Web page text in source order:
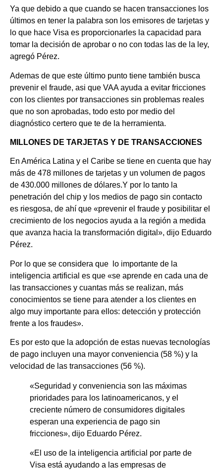
Ya que debido a que cuando se hacen transacciones los
últimos en tener la palabra son los emisores de tarjetas y
lo que hace Visa es proporcionarles la capacidad para
tomar la decisión de aprobar o no con todas las de la ley,
agregó Pérez.
Ademas de que este último punto tiene también busca
prevenir el fraude, asi que VAA ayuda a evitar fricciones
con los clientes por transacciones sin problemas reales
que no son aprobadas, todo esto por medio del
diagnóstico certero que te de la herramienta.
MILLONES DE TARJETAS Y DE TRANSACCIONES
En América Latina y el Caribe se tiene en cuenta que hay
más de 478 millones de tarjetas y un volumen de pagos
de 430.000 millones de dólares.Y por lo tanto la
penetración del chip y los medios de pago sin contacto
es riesgosa, de ahí que «prevenir el fraude y posibilitar el
crecimiento de los negocios ayuda a la región a medida
que avanza hacia la transformación digital», dijo Eduardo
Pérez.
Por lo que se considera que lo importante de la
inteligencia artificial es que «se aprende en cada una de
las transacciones y cuantas más se realizan, más
conocimientos se tiene para atender a los clientes en
algo muy importante para ellos: detección y protección
frente a los fraudes».
Es por esto que la adopción de estas nuevas tecnologías
de pago incluyen una mayor conveniencia (58 %) y la
velocidad de las transacciones (56 %).
«Seguridad y conveniencia son las máximas
prioridades para los latinoamericanos, y el
creciente número de consumidores digitales
esperan una experiencia de pago sin
fricciones», dijo Eduardo Pérez.
«El uso de la inteligencia artificial por parte de
Visa está ayudando a las empresas de